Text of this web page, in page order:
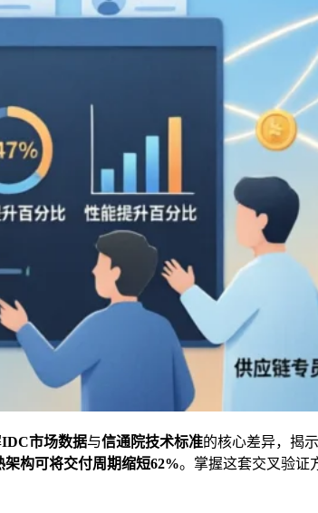
IDC市场数据与信通院技术标准的核心差异，揭
架构可将交付周期缩短62%。掌握这套交叉验证